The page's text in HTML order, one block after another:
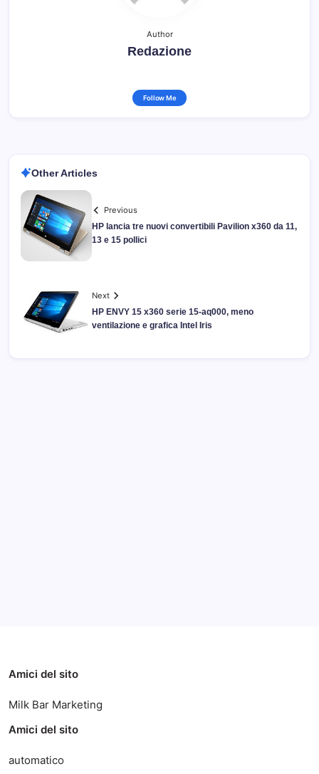
Author
Redazione
Follow Me
Other Articles
Previous
HP lancia tre nuovi convertibili Pavilion x360 da 11,
13 e 15 pollici
Next
HP ENVY 15 x360 serie 15-aq000, meno
ventilazione e grafica Intel Iris
Amici del sito
Milk Bar Marketing
Amici del sito
automatico